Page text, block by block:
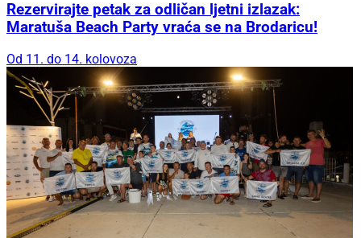
Rezervirajte petak za odličan ljetni izlazak:
Maratuša Beach Party vraća se na Brodaricu!
Od 11. do 14. kolovoza